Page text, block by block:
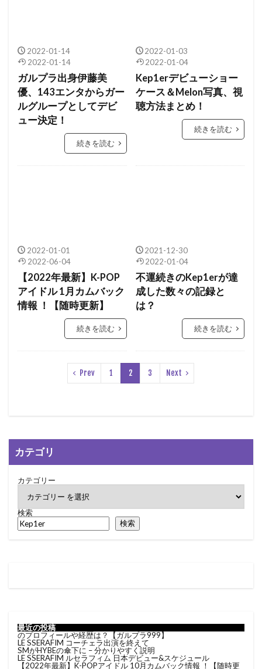
2022-01-14
2022-01-14
ガルプラ出身伊藤美
優、143エンタからガー
ルグループとしてデビ
ュー決定！
続きを読む
2022-01-03
2022-01-04
Kep1erデビューショー
ケース＆Melon写真、視
聴方法まとめ！
続きを読む
2022-01-01
2022-06-04
【2022年最新】K-POP
アイドル 1月カムバック
情報 ！【随時更新】
続きを読む
2021-12-30
2022-01-04
不運続きのKep1erが達
成した数々の記録と
は？
続きを読む
Prev 1 2 3 Next
カテゴリ
カテゴリー
検索
検索
最近の投稿
のプロフィールや経歴は？【ガルプラ999】
LE SSERAFIM コーチェラ出演を終えて
SMがHYBEの傘下に – 分かりやすく説明
LE SSERAFIM ルセラフィム 日本デビュー&スケジュール
【2022年最新】K-POPアイドル 10月カムバック情報 ！【随時更